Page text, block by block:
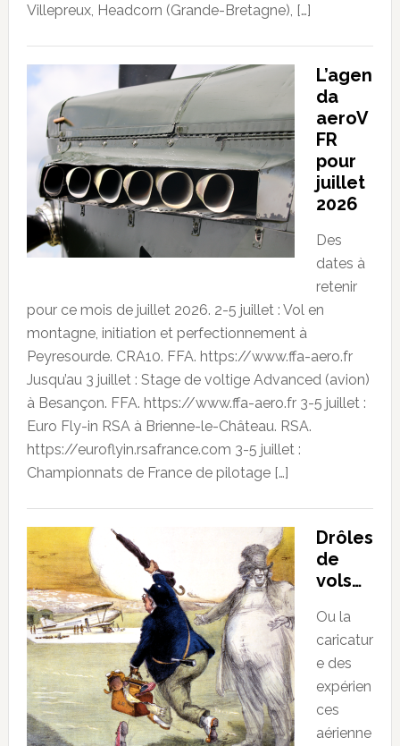
Villepreux, Headcorn (Grande-Bretagne), […]
L’agen
da
aeroV
FR
pour
juillet
2026
Des
dates à
retenir
pour ce mois de juillet 2026. 2-5 juillet : Vol en
montagne, initiation et perfectionnement à
Peyresourde. CRA10. FFA. https://www.ffa-aero.fr
Jusqu’au 3 juillet : Stage de voltige Advanced (avion)
à Besançon. FFA. https://www.ffa-aero.fr 3-5 juillet :
Euro Fly-in RSA à Brienne-le-Château. RSA.
https://euroflyin.rsafrance.com 3-5 juillet :
Championnats de France de pilotage […]
Drôles
de
vols…
Ou la
caricatur
e des
expérien
ces
aérienne